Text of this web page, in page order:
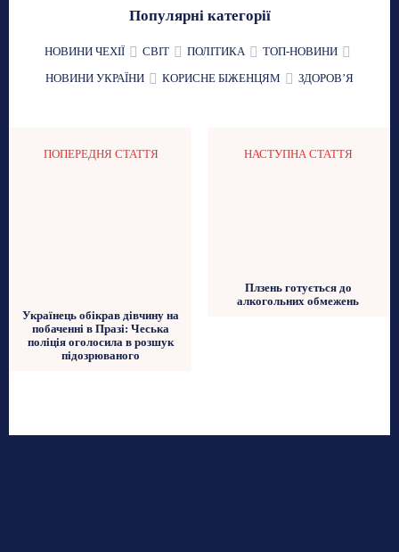
Популярні категорії
НОВИНИ ЧЕХІЇ СВІТ ПОЛІТИКА
ТОП-НОВИНИ
НОВИНИ УКРАЇНИ
КОРИСНЕ БІЖЕНЦЯМ ЗДОРОВʼЯ
ПОПЕРЕДНЯ СТАТТЯ
Українець обікрав дівчину на
побаченні в Празі: Чеська
поліція оголосила в розшук
підозрюваного
НАСТУПНА СТАТТЯ
Плзень готується до
алкогольних обмежень